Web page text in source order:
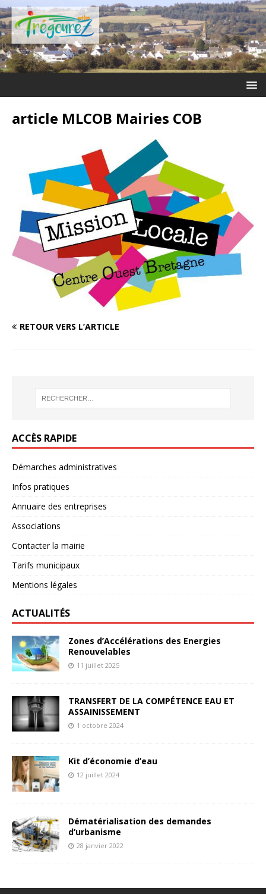
article MLCOB Mairies COB
RETOUR VERS L’ARTICLE
ACCÈS RAPIDE
Démarches administratives
Infos pratiques
Annuaire des entreprises
Associations
Contacter la mairie
Tarifs municipaux
Mentions légales
ACTUALITÉS
Zones d’Accélérations des Energies
Renouvelables
11 juillet 2025
TRANSFERT DE LA COMPÉTENCE EAU ET
ASSAINISSEMENT
1 octobre 2024
Kit d’économie d’eau
12 juillet 2024
Dématérialisation des demandes
d’urbanisme
28 janvier 2022